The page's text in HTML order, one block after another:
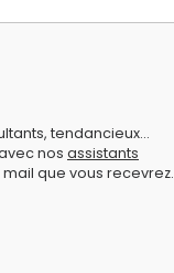
tendancieux...
nos assistants
que vous recevrez.